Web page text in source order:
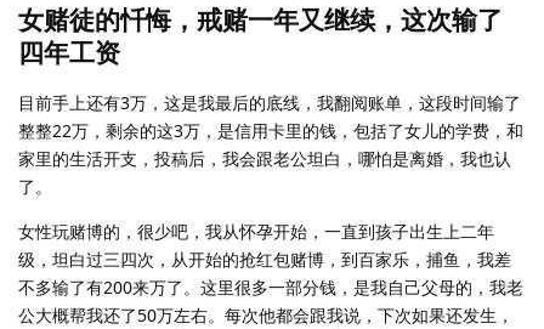
女赌徒的忏悔，戒赌一年又继续，这次输了
四年工资
目前手上还有3万，这是我最后的底线，我翻阅账单，这段时间输了
整整22万，剩余的这3万，是信用卡里的钱，包括了女儿的学费，和
家里的生活开支，投稿后，我会跟老公坦白，哪怕是离婚，我也认
了。
女性玩赌博的，很少吧，我从怀孕开始，一直到孩子出生上二年
级，坦白过三四次，从开始的抢红包赌博，到百家乐，捕鱼，我差
不多输了有200来万了。这里很多一部分钱，是我自己父母的，我老
公大概帮我还了50万左右。每次他都会跟我说，下次如果还发生，